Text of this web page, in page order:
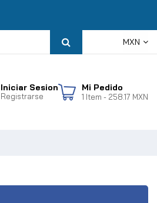
MXN
Iniciar Sesion
Registrarse
Mi Pedido
1 Item - 258.17 MXN